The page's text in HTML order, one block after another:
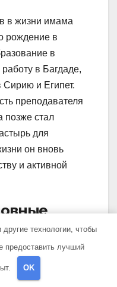
в жизни имама
рождение в
в
в Багдаде,
Сирию и Египет.
преподавателя
позже стал
для
он вновь
и активной
Газали
технологии, чтобы
предоставить лучший
OK